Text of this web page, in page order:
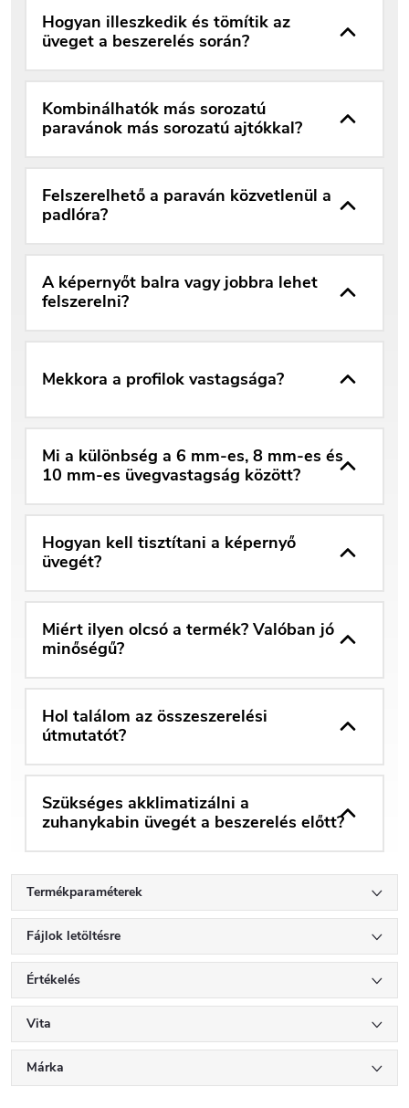
Hogyan illeszkedik és tömítik az
üveget a beszerelés során?
Kombinálhatók más sorozatú
paravánok más sorozatú ajtókkal?
Felszerelhető a paraván közvetlenül a
padlóra?
A képernyőt balra vagy jobbra lehet
felszerelni?
Mekkora a profilok vastagsága?
Mi a különbség a 6 mm-es, 8 mm-es és
10 mm-es üvegvastagság között?
Hogyan kell tisztítani a képernyő
üvegét?
Miért ilyen olcsó a termék? Valóban jó
minőségű?
Hol találom az összeszerelési
útmutatót?
Szükséges akklimatizálni a
zuhanykabin üvegét a beszerelés előtt?
Termékparaméterek
Fájlok letöltésre
Értékelés
Vita
Márka